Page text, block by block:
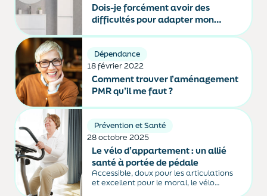
Dois-je forcément avoir des
difficultés pour adapter mon
Dépendance
18 février 2022
Comment trouver l’aménagement
PMR qu’il me faut ?
Prévention et Santé
28 octobre 2025
Le vélo d’appartement : un allié
santé à portée de pédale
Accessible, doux pour les articulations
et excellent pour le moral, le vélo